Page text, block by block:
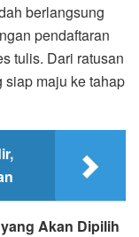
berlangsung
pendaftaran
tulis. Dari ratusan
siap maju ke tahap
Akan Dipilih